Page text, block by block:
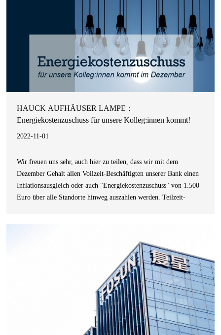
HAUCK AUFHÄUSER LAMPE：
Energiekostenzuschuss für unsere Kolleg:innen kommt!
2022-11-01
Wir freuen uns sehr, auch hier zu teilen, dass wir mit dem
Dezember Gehalt allen Vollzeit-Beschäftigten unserer Bank einen
Inflationsausgleich oder auch "Energiekostenzuschuss" von 1.500
Euro über alle Standorte hinweg auszahlen werden. Teilzeit-